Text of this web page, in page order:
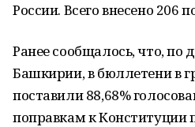
России. Всего внесено 206
Ранее сообщалось, что,
Башкирии, в бюллетени в
поставили 88,68%
поправкам к Конституции